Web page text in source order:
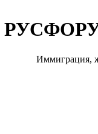
Иммиграция,